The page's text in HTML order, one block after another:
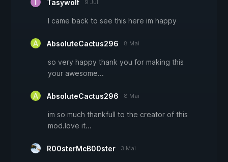
Tasywolf 9 Jul
I came back to see this here im happy
AbsoluteCactus296 8 Mai
so very happy thank you for making this
your awesome...
AbsoluteCactus296 8 Mai
im so much thankfull to the creator of this
mod.love it...
R00sterMcB00ster 3 Mai